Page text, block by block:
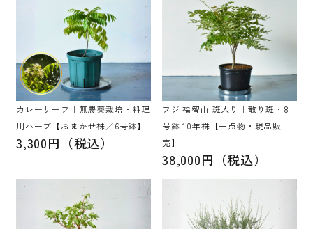
カレーリーフ｜無農薬栽培・料理
用ハーブ【おまかせ株／6号鉢】
3,300円（税込）
フジ 福智山 斑入り｜散り斑・8
号鉢 10年株【一点物・現品販
売】
38,000円（税込）